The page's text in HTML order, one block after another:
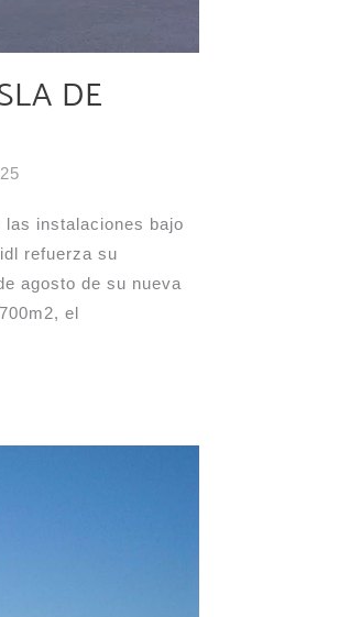
DE
las instalaciones bajo
refuerza su
agosto de su nueva
el